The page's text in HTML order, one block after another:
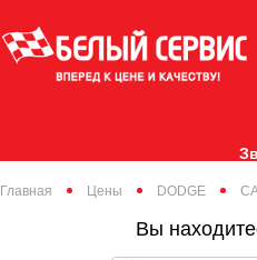
Главная Цены DODGE
Вы